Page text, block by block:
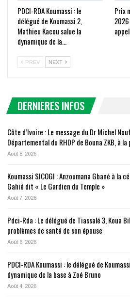
PDCI-RDA Koumassi : le
délégué de Koumassi 2,
Mathieu Kacou salue la
dynamique de la…
Prix
PREV NEXT
DERNIERES INFOS
Côte d’Ivoire : Le message du Dr Michel
Départemental du RHDP de Bouna ZKB, à
Août 8, 2026
Koumassi SICOGI : Anzoumana Gbané à la
Gahié dit « Le Gardien du Temple »
Août 7, 2026
Pdci-Rda : Le délégué de Tiassalé 3, Koua
problèmes de santé de son épouse
Août 6, 2026
PDCI-RDA Koumassi : le délégué de
dynamique de la base à Zoé Bruno
Août 4, 2026